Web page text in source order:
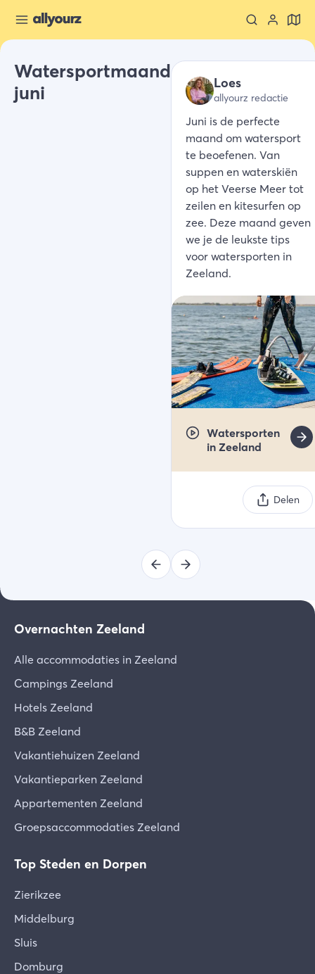
Watersportmaand
juni
Loes
allyourz redactie
Juni is de perfecte
maand om watersport
te beoefenen. Van
suppen en waterskiën
op het Veerse Meer tot
zeilen en kitesurfen op
zee. Deze maand geven
we je de leukste tips
voor watersporten in
Zeeland.
Watersporten
in Zeeland
Delen
Overnachten Zeeland
Alle accommodaties in Zeeland
Campings Zeeland
Hotels Zeeland
B&B Zeeland
Vakantiehuizen Zeeland
Vakantieparken Zeeland
Appartementen Zeeland
Groepsaccommodaties Zeeland
Top Steden en Dorpen
Zierikzee
Middelburg
Sluis
Domburg